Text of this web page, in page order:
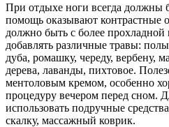
При отдыхе ноги всегда
помощь оказывают контрастные
должно быть с более
добавлять различные травы:
дуба, ромашку, череду, вербену,
дерева, лаванды, пихтовое.
ментоловым кремом, особенно
процедуру вечером перед сном.
использовать подручные
скалку, массажный коврик.